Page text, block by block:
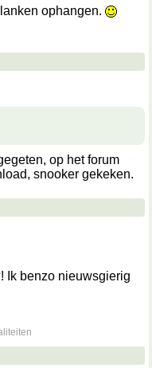
ophangen.
op het forum
snooker gekeken.
Ik benzo nieuwsgierig